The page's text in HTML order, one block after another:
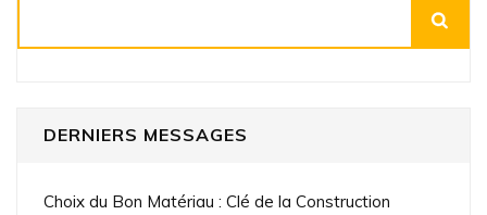
DERNIERS MESSAGES
Choix du Bon Matériau : Clé de la Construction